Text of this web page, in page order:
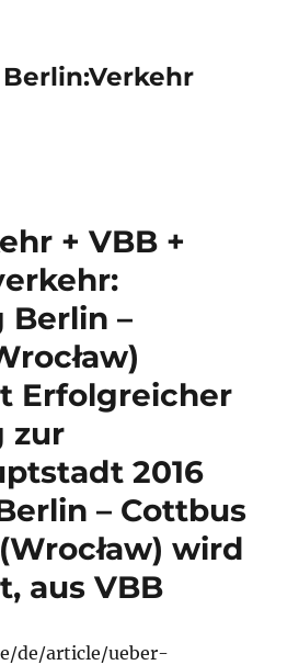
+ VBB +
Berlin –
Erfolgreicher
zur
2016
– Cottbus
wird
aus VBB
de/article/ueber-